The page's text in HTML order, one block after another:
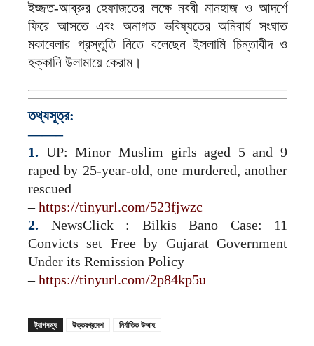
ইজ্জত-আব্রুর হেফাজতের লক্ষে নববী মানহাজ ও আদর্শে
ফিরে আসতে এবং অনাগত ভবিষ্যতের অনিবার্য সংঘাত
মকাবেলার প্রস্তুতি নিতে বলেছেন ইসলামি চিন্তাবীদ ও
হক্কানি উলামায়ে কেরাম।
তথ্যসূত্র:
——–
1. UP: Minor Muslim girls aged 5 and 9
raped by 25-year-old, one murdered, another
rescued
–https://tinyurl.com/523fjwzc
2. NewsClick : Bilkis Bano Case: 11
Convicts set Free by Gujarat Government
Under its Remission Policy
–https://tinyurl.com/2p84kp5u
ট্যাগসমূহ উত্তরপ্রদেশ নির্যাতিত উম্মাহ